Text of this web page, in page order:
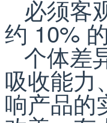
必须客
约 10%
个体差
吸收能力
响产品的